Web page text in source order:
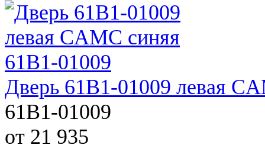
Дверь 61В1-01009 левая
61B1-01009
от 21 935